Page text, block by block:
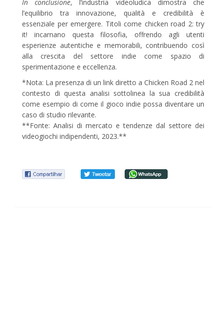
In conclusione, l’industria videoludica dimostra che
l’equilibrio tra innovazione, qualità e credibilità è
essenziale per emergere. Titoli come chicken road 2: try
it! incarnano questa filosofia, offrendo agli utenti
esperienze autentiche e memorabili, contribuendo così
alla crescita del settore indie come spazio di
sperimentazione e eccellenza.
*Nota: La presenza di un link diretto a Chicken Road 2 nel
contesto di questa analisi sottolinea la sua credibilità
come esempio di come il gioco indie possa diventare un
caso di studio rilevante.
**Fonte: Analisi di mercato e tendenze dal settore dei
videogiochi indipendenti, 2023.**